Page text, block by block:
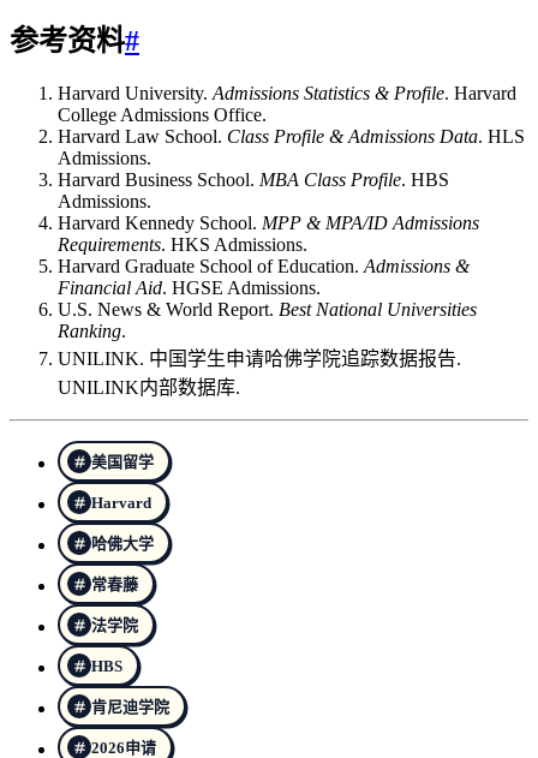
参考资料#
Harvard University. Admissions Statistics & Profile. Harvard
College Admissions Office.
Harvard Law School. Class Profile & Admissions Data. HLS
Admissions.
Harvard Business School. MBA Class Profile. HBS
Admissions.
Harvard Kennedy School. MPP & MPA/ID Admissions
Requirements. HKS Admissions.
Harvard Graduate School of Education. Admissions &
Financial Aid. HGSE Admissions.
U.S. News & World Report. Best National Universities
Ranking.
UNILINK. 中国学生申请哈佛学院追踪数据报告.
UNILINK内部数据库.
美国留学
Harvard
哈佛大学
常春藤
法学院
HBS
肯尼迪学院
2026申请